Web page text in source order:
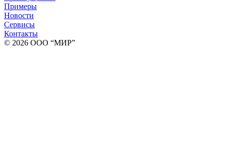
Примеры
Новости
Сервисы
Контакты
© 2026 ООО “МИР”